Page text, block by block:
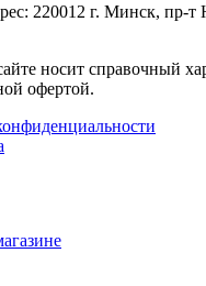
220012 г. Минск, пр-т
носит справочный
офертой.